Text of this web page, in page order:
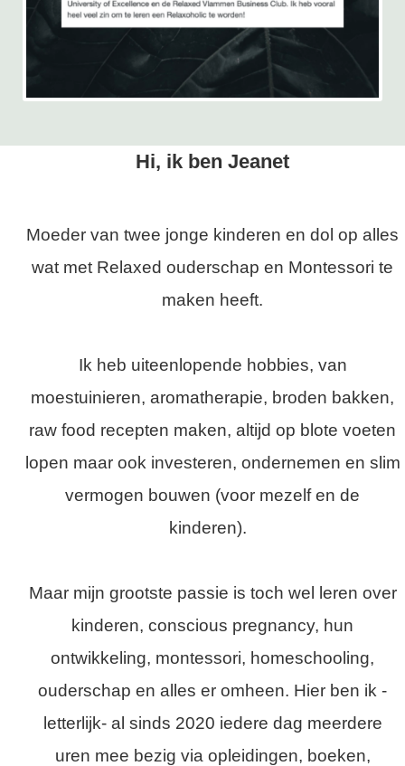
Hi, ik ben Jeanet
Moeder van twee jonge kinderen en dol op alles
wat met Relaxed ouderschap en Montessori te
maken heeft.
Ik heb uiteenlopende hobbies, van
moestuinieren, aromatherapie, broden bakken,
raw food recepten maken, altijd op blote voeten
lopen maar ook investeren, ondernemen en slim
vermogen bouwen (voor mezelf en de
kinderen).
Maar mijn grootste passie is toch wel leren over
kinderen, conscious pregnancy, hun
ontwikkeling, montessori, homeschooling,
ouderschap en alles er omheen. Hier ben ik -
letterlijk- al sinds 2020 iedere dag meerdere
uren mee bezig via opleidingen, boeken,